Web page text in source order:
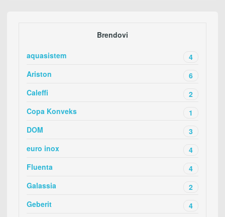
Brendovi
aquasistem
4
Ariston
6
Caleffi
2
Copa Konveks
1
DOM
3
euro inox
4
Fluenta
4
Galassia
2
Geberit
4